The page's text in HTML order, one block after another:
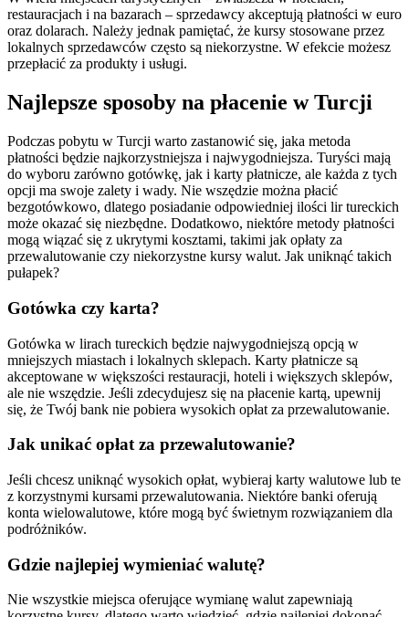
restauracjach i na bazarach – sprzedawcy akceptują płatności w euro
oraz dolarach. Należy jednak pamiętać, że kursy stosowane przez
lokalnych sprzedawców często są niekorzystne. W efekcie możesz
przepłacić za produkty i usługi.
Najlepsze sposoby na płacenie w Turcji
Podczas pobytu w Turcji warto zastanowić się, jaka metoda
płatności będzie najkorzystniejsza i najwygodniejsza. Turyści mają
do wyboru zarówno gotówkę, jak i karty płatnicze, ale każda z tych
opcji ma swoje zalety i wady. Nie wszędzie można płacić
bezgotówkowo, dlatego posiadanie odpowiedniej ilości lir tureckich
może okazać się niezbędne. Dodatkowo, niektóre metody płatności
mogą wiązać się z ukrytymi kosztami, takimi jak opłaty za
przewalutowanie czy niekorzystne kursy walut. Jak uniknąć takich
pułapek?
Gotówka czy karta?
Gotówka w lirach tureckich będzie najwygodniejszą opcją w
mniejszych miastach i lokalnych sklepach. Karty płatnicze są
akceptowane w większości restauracji, hoteli i większych sklepów,
ale nie wszędzie. Jeśli zdecydujesz się na płacenie kartą, upewnij
się, że Twój bank nie pobiera wysokich opłat za przewalutowanie.
Jak unikać opłat za przewalutowanie?
Jeśli chcesz uniknąć wysokich opłat, wybieraj karty walutowe lub te
z korzystnymi kursami przewalutowania. Niektóre banki oferują
konta wielowalutowe, które mogą być świetnym rozwiązaniem dla
podróżników.
Gdzie najlepiej wymieniać walutę?
Nie wszystkie miejsca oferujące wymianę walut zapewniają